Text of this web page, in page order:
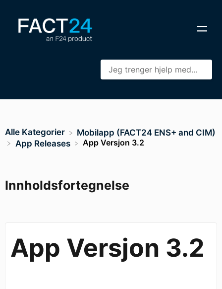
Innholdsfortegnelse
Alle Kategorier
​Mobilapp (FACT24 ENS+ and CIM)
​App Releases
App Versjon 3.2
App Versjon 3.2